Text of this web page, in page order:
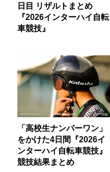
日目 リザルトまとめ
『2026インターハイ自転
車競技』
「高校生ナンバーワン」
をかけた4日間『2026イ
ンターハイ自転車競技』
競技結果まとめ